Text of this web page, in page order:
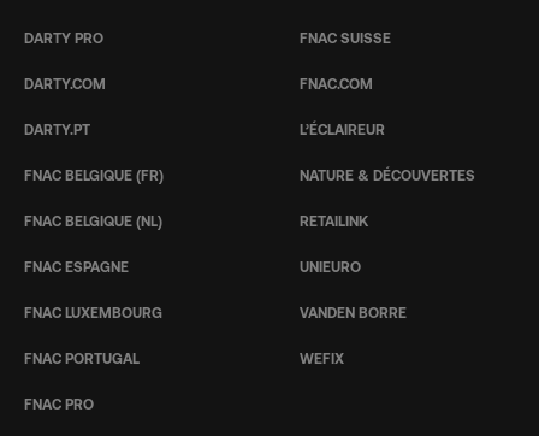
DARTY PRO
DARTY.COM
DARTY.PT
FNAC BELGIQUE (FR)
FNAC BELGIQUE (NL)
FNAC ESPAGNE
FNAC LUXEMBOURG
FNAC PORTUGAL
FNAC PRO
FNAC SUISSE
FNAC.COM
L’ÉCLAIREUR
NATURE & DÉCOUVERTES
RETAILINK
UNIEURO
VANDEN BORRE
WEFIX